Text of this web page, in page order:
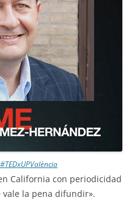
#TEDxUPValència
California con periodicidad
la pena difundir».